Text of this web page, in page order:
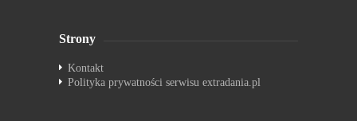
Strony
Kontakt
Polityka prywatności serwisu extradania.pl